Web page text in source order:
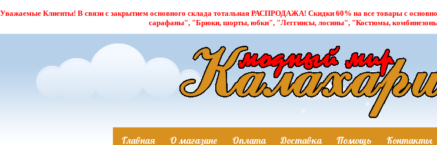
Уважаемые Клиенты! В связи с закрытием основного склада тотальная РАСПРОДАЖА! Скидки 60% на все товары c
сарафаны", "Брюки, шорты, юбки", "Леггинсы, лосины", "Костюмы,
Главная О магазине Оплата Доставка Помощь Контакты